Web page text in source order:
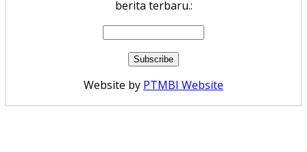
berita terbaru.:
Website by PTMBI Website